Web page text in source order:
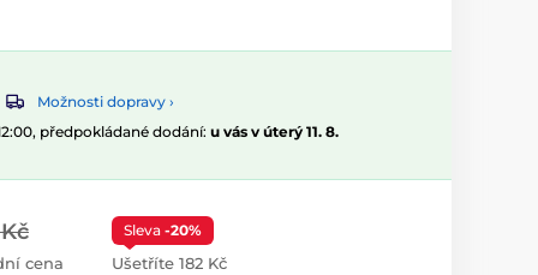
Možnosti dopravy ›
předpokládané dodání: u vás v úterý 11. 8.
cena
Sleva -20%
Ušetříte 182 Kč